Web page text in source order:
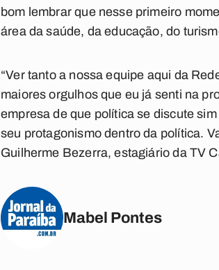
bom lembrar que nesse primeiro
área da saúde, da educação, do
“Ver tanto a nossa equipe aqui da
maiores orgulhos que eu já senti na
empresa de que política se discute
seu protagonismo dentro da política.
Guilherme Bezerra, estagiário da TV
Mabel Pontes